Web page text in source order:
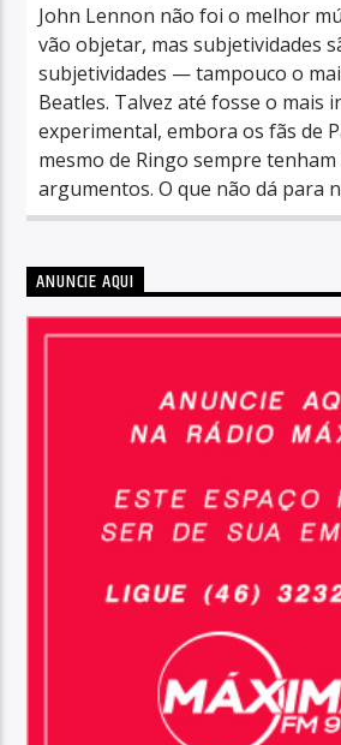
John Lennon não foi o melhor
vão objetar, mas subjetividades
subjetividades — tampouco o
Beatles. Talvez até fosse o mais
experimental, embora os fãs de
mesmo de Ringo sempre tenham
argumentos. O que não dá para
ANUNCIE AQUI